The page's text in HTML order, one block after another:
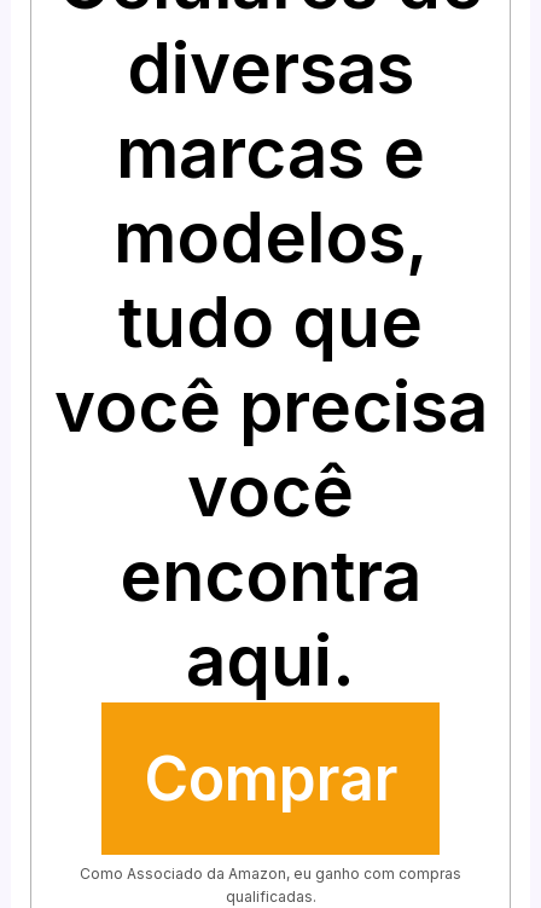
diversas
marcas e
modelos,
tudo que
você precisa
você
encontra
aqui.
Comprar
Como Associado da Amazon, eu ganho com compras
qualificadas.